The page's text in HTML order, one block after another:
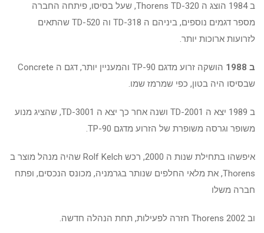
ב 1984 הוצג ה Thorens TD-320, שעל בסיסו, פיתחה החברה
מספר דגמים נוספים, ביניהם ה TD-318 וה TD-520 שהתאים
לזרועות ארוכות יותר.
ב 1988
הושקה זרוע מדגם TP-90 והמעניין יותר, דגם ה Concrete
שבסיסו היה בטון, כפי שמרמז שמו.
ב 1989 יצא ה TD-2001 ושנה אחר כך יצא ה TD-3001, שהציג מנוע
משופר וגרסה משופרת של הזרוע מדגם TP-90.
איפשהו בתחילת שנות ה 2000, רכש Rolf Kelch שהיה מנהל מוצר ב
Thorens, את מלאי החלפים שנותר בגרמניה, מכונס הנכסים, ופתח
חברה משלו
וב 2002 Thorens חזרה לפעילות, תחת הנהלה חדשה.